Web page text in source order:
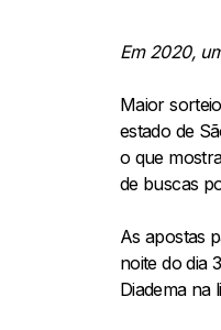
Em 2020,
Maior
estado de
o que
de buscas
As apostas
noite do dia
Diadema na